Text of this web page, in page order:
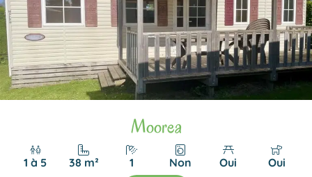
Moorea
1 à 5 38 m² 1 Non Oui Oui